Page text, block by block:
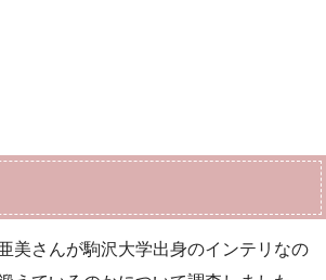
美さんが駒沢大学出身のインテリなの